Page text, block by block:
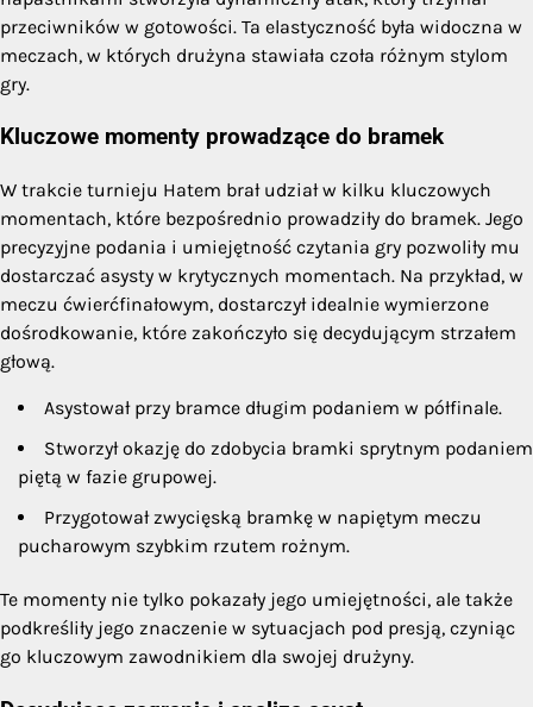
przeciwników w gotowości. Ta elastyczność była widoczna w
meczach, w których drużyna stawiała czoła różnym stylom
gry.
Kluczowe momenty prowadzące do bramek
W trakcie turnieju Hatem brał udział w kilku kluczowych
momentach, które bezpośrednio prowadziły do bramek. Jego
precyzyjne podania i umiejętność czytania gry pozwoliły mu
dostarczać asysty w krytycznych momentach. Na przykład, w
meczu ćwierćfinałowym, dostarczył idealnie wymierzone
dośrodkowanie, które zakończyło się decydującym strzałem
głową.
Asystował przy bramce długim podaniem w półfinale.
Stworzył okazję do zdobycia bramki sprytnym podaniem
piętą w fazie grupowej.
Przygotował zwycięską bramkę w napiętym meczu
pucharowym szybkim rzutem rożnym.
Te momenty nie tylko pokazały jego umiejętności, ale także
podkreśliły jego znaczenie w sytuacjach pod presją, czyniąc
go kluczowym zawodnikiem dla swojej drużyny.